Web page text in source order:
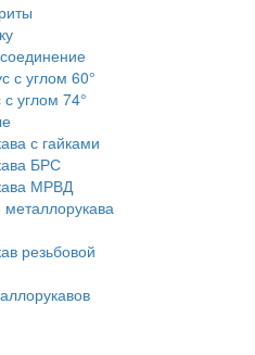
с углом 60°
с углом 74°
с гайками
БРС
МРВД
резьбовой